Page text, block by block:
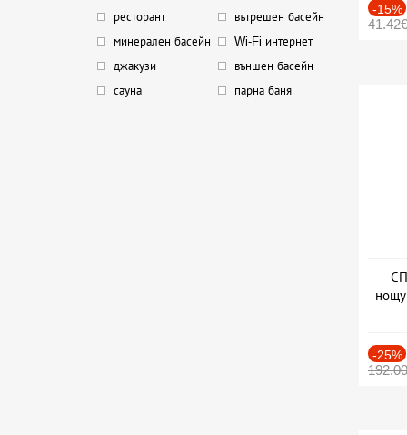
ресторант
вътрешен басейн
минерален басейн
Wi-Fi интернет
джакузи
външен басейн
сауна
парна баня
-15%
41.42€
-25%